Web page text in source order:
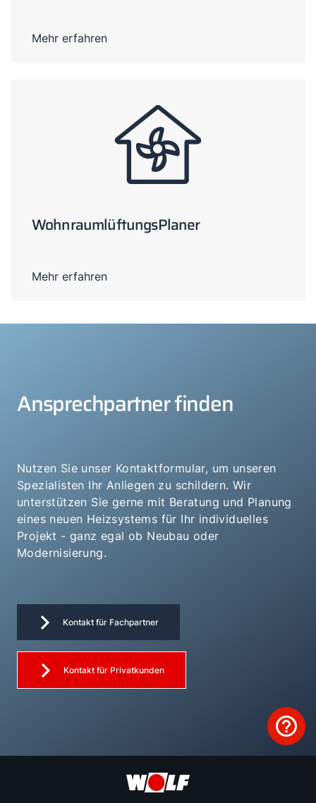
Mehr erfahren
WohnraumlüftungsPlaner
Mehr erfahren
Ansprechpartner finden
Nutzen Sie unser Kontaktformular, um unseren
Spezialisten Ihr Anliegen zu schildern. Wir
unterstützen Sie gerne mit Beratung und Planung
eines neuen Heizsystems für Ihr individuelles
Projekt - ganz egal ob Neubau oder
Modernisierung.
Kontakt für Fachpartner
Kontakt für Privatkunden